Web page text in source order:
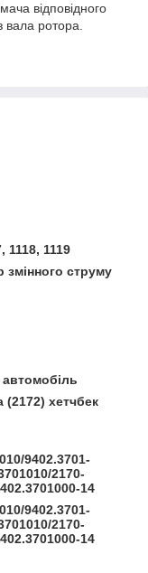
відповідного
вала ротора.
1118, 1119
змінного струму
(2172) хетчбек
9402.3701-
2170-
14
9402.3701-
2170-
14